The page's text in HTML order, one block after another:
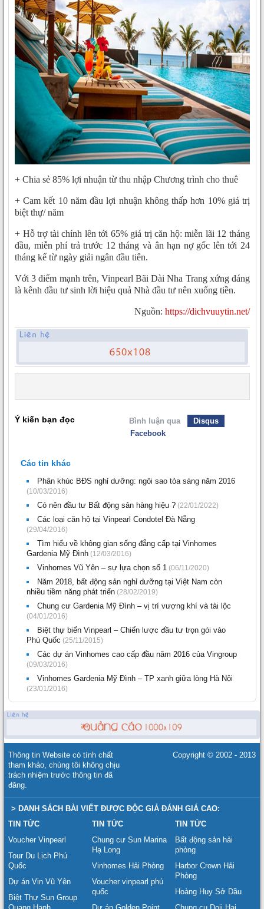
+ Chia sẻ 85% lợi nhuận từ thu nhập Chương trình cho thuê
+ Cam kết 10 năm đầu lợi nhuận không thấp hơn 10% giá trị
biệt thự/ năm
+ Hỗ trợ tài chính lên tới 65% giá trị căn hộ: miễn lãi 12 tháng
đầu, miễn phí trả trước 12 tháng và ân hạn nợ gốc lên tới 24
tháng kể từ ngày giải ngân đầu tiên.
Với 3 điểm mạnh trên, Vinpearl Bãi Dài Nha Trang xứng đáng
là kênh đầu tư sinh lời hiệu quả Nhà đầu tư nên xuống tiền.
Nguồn: https://dichvuuytin.net/
Ý kiến bạn đọc Bình luận qua
Disqus
Facebook
Các tin khác
Phân khúc BĐS nghỉ dưỡng: ngôi sao tỏa sáng năm 2016
(10/03/2016)
Có nên đầu tư Bất động sản hàng hiệu ? (22/01/2022)
Các loại căn hộ tại Vinpearl Condotel Đà Nẵng
(29/04/2016)
Tìm hiểu về không gian sống đẳng cấp tại Vinhomes
Gardenia Mỹ Đình (12/03/2016)
Vinhomes Vũ Yên – sự lựa chọn số 1 (06/11/2020)
Năm 2018, bất động sản nghỉ dưỡng tại Việt Nam còn
nhiều tiềm năng phát triển (28/02/2019)
Chung cư Gardenia Mỹ Đình – vị trí vượng khí và tài lộc
(04/01/2016)
Biệt thự biển Vinpearl – Chiến lược đầu tư trọn gói vào
Phú Quốc (25/11/2015)
Các dự án Vinhomes cao cấp đầu năm 2016 của Vingroup
(09/03/2016)
Vinhomes Gardenia Mỹ Đình – TP xanh giữa lòng Hà Nội
(23/01/2016)
Thông tin Website có tính chất
tham khảo, chúng tôi không chịu
trách nhiệm trước thông tin đã
đăng.
Copyright © 2002 - 2013
> DANH SÁCH BÀI VIẾT ĐƯỢC ĐỘC GIẢ ĐÁNH GIÁ CAO:
TIN TỨC
Voucher Vinpearl
Tour Du Lịch Phú
Quốc
Dự án Vin Vũ Yên
Biệt Thự Sun Group
TIN TỨC
Chung cư Sun Marina
Hạ Long
Vinhomes Hải Phòng
Voucher vinpearl phú
quốc
TIN TỨC
Bất động sản hải
phòng
Harbor Crown Hải
Phòng
Hoàng Huy Sở Dầu